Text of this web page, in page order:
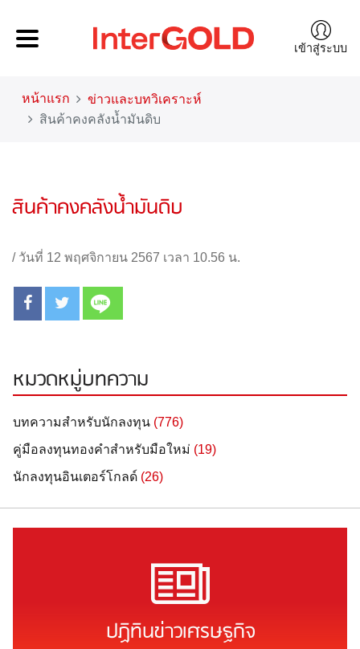
เข้าสู่ระบบ
หน้าแรก
ข่าวและบทวิเคราะห์
สินค้าคงคลังน้ำมันดิบ
สินค้าคงคลังน้ำมันดิบ
/ วันที่ 12 พฤศจิกายน 2567 เวลา 10.56 น.
หมวดหมู่บทความ
บทความสำหรับนักลงทุน (776)
คู่มือลงทุนทองคำสำหรับมือใหม่ (19)
นักลงทุนอินเตอร์โกลด์ (26)
ปฏิทินข่าวเศรษฐกิจ